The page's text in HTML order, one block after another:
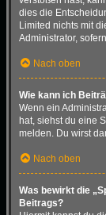
dies die
Limited nichts mit
Administrator,
Nach oben
Wie kann ich
Wenn ein
hat, siehst du eine
melden. Du wirst
Nach oben
Was bewirkt die
Beitrags?